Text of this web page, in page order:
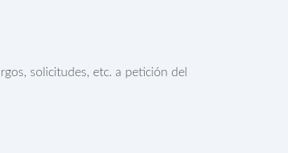
solicitudes, etc. a petición del